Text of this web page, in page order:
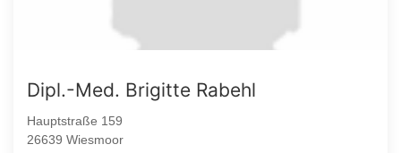
Dipl.-Med. Brigitte Rabehl
Hauptstraße 159
26639 Wiesmoor